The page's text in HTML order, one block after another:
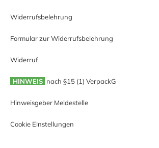
Widerrufsbelehrung
Formular zur Widerrufsbelehrung
Widerruf
HINWEIS nach §15 (1) VerpackG
Hinweisgeber Meldestelle
Cookie Einstellungen